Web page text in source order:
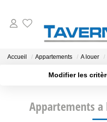
Accueil Appartements A louer
Modifier les
Sélectionnez...
Type de bien
Appartements a